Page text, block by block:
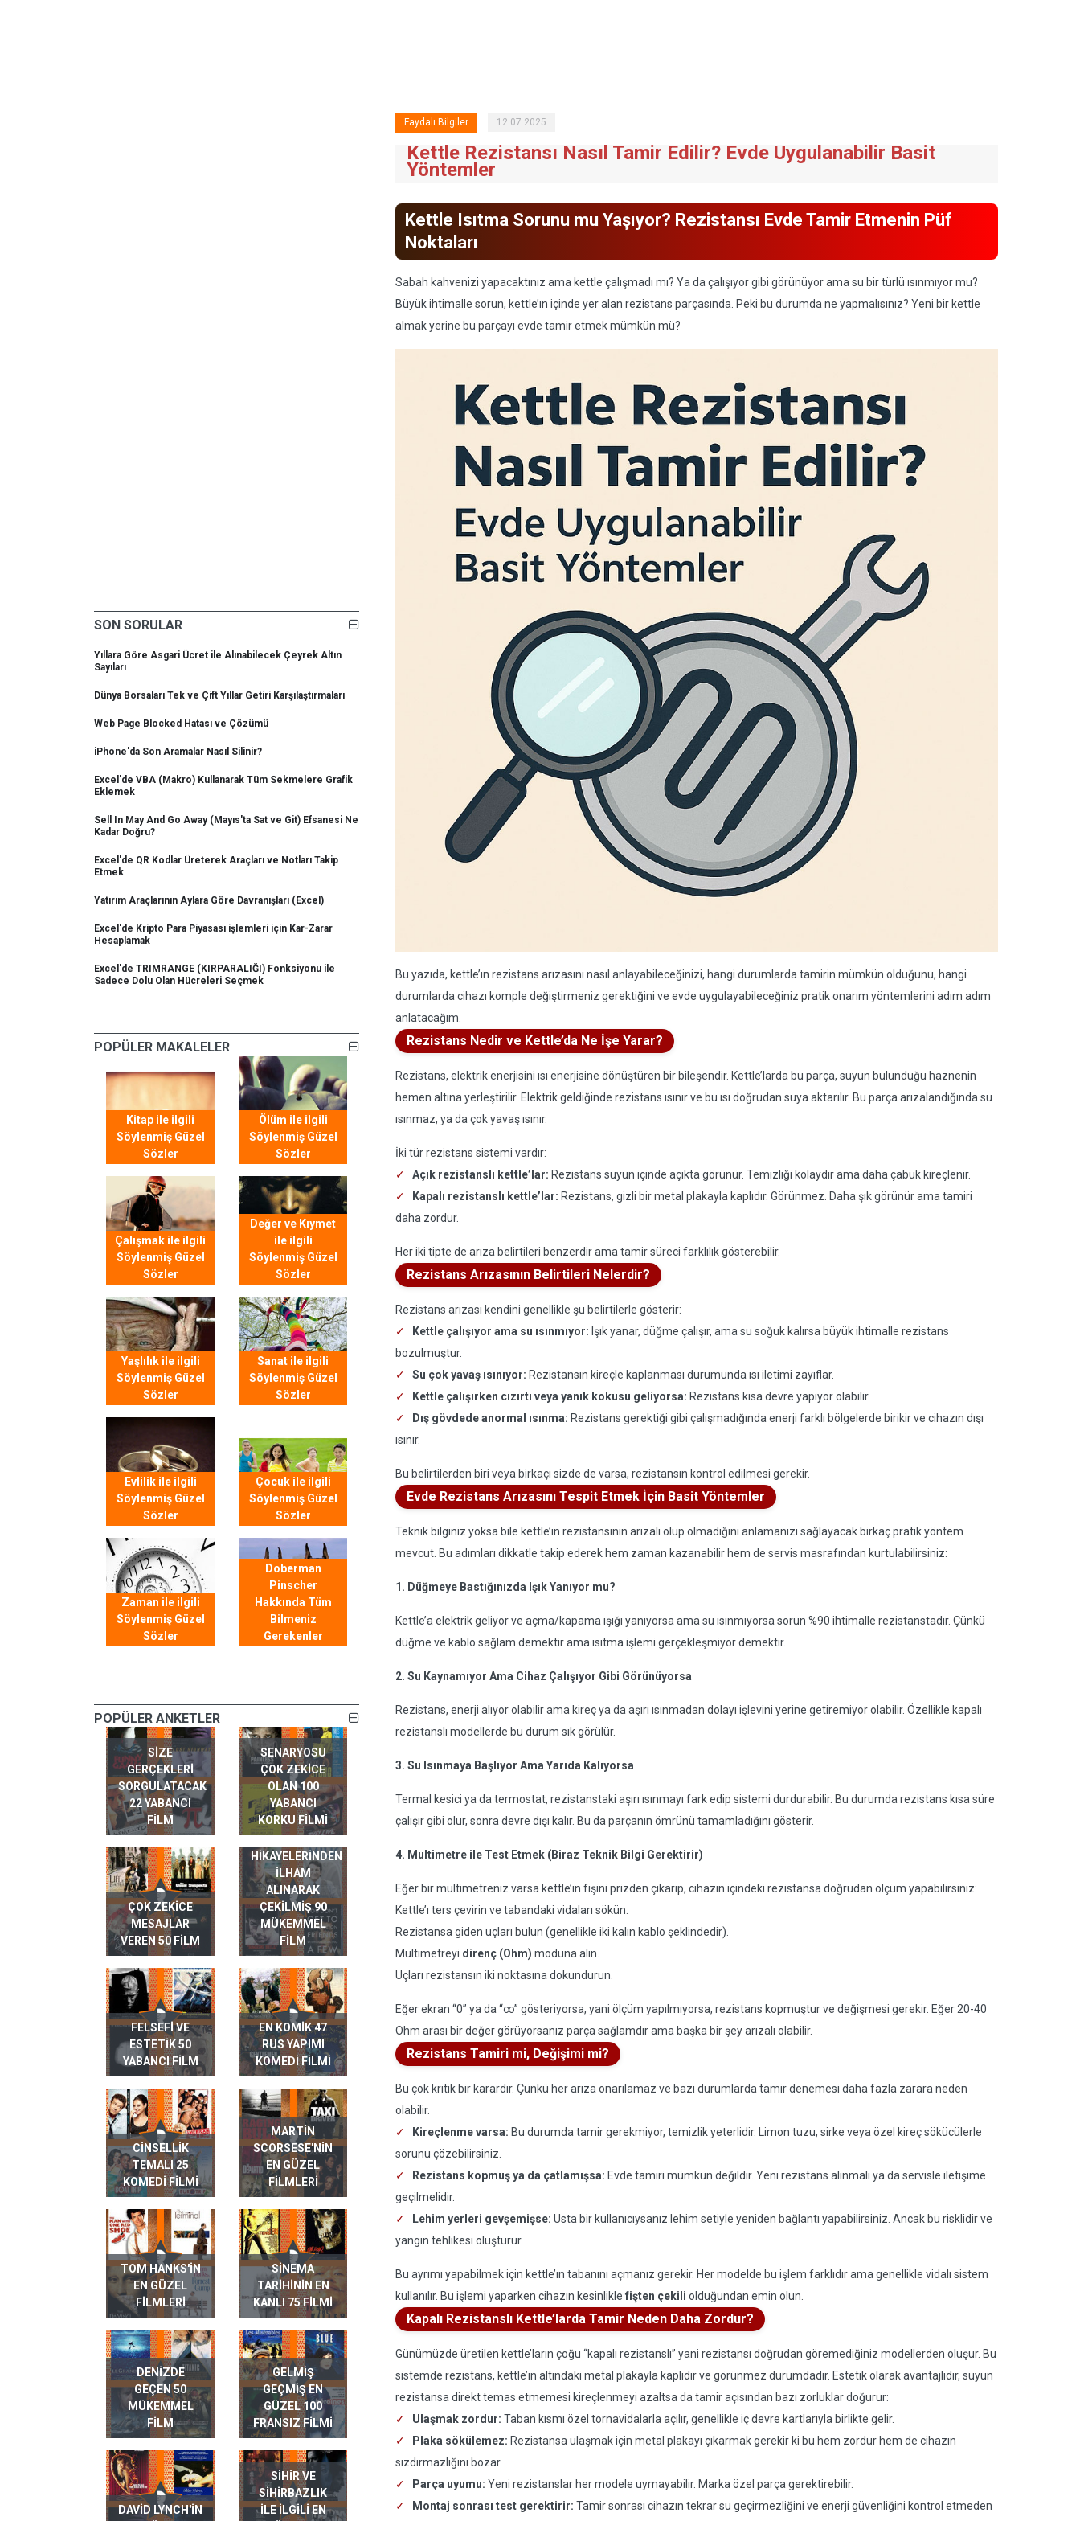
SON SORULAR
Yıllara Göre Asgari Ücret ile Alınabilecek Çeyrek Altın
Sayıları
Dünya Borsaları Tek ve Çift Yıllar Getiri Karşılaştırmaları
Web Page Blocked Hatası ve Çözümü
iPhone'da Son Aramalar Nasıl Silinir?
Excel'de VBA (Makro) Kullanarak Tüm Sekmelere Grafik
Eklemek
Sell In May And Go Away (Mayıs'ta Sat ve Git) Efsanesi Ne
Kadar Doğru?
Excel'de QR Kodlar Üreterek Araçları ve Notları Takip
Etmek
Yatırım Araçlarının Aylara Göre Davranışları (Excel)
Excel'de Kripto Para Piyasası işlemleri için Kar-Zarar
Hesaplamak
Excel'de TRIMRANGE (KIRPARALIĞI) Fonksiyonu ile
Sadece Dolu Olan Hücreleri Seçmek
POPÜLER MAKALELER
Kitap ile ilgili
Söylenmiş Güzel
Sözler
Ölüm ile ilgili
Söylenmiş Güzel
Sözler
Çalışmak ile ilgili
Söylenmiş Güzel
Sözler
Değer ve Kıymet
ile ilgili
Söylenmiş Güzel
Sözler
Yaşlılık ile ilgili
Söylenmiş Güzel
Sözler
Sanat ile ilgili
Söylenmiş Güzel
Sözler
Evlilik ile ilgili
Söylenmiş Güzel
Sözler
Çocuk ile ilgili
Söylenmiş Güzel
Sözler
Zaman ile ilgili
Söylenmiş Güzel
Sözler
Doberman
Pinscher
Hakkında Tüm
Bilmeniz
Gerekenler
POPÜLER ANKETLER
SIZE
GERÇEKLERI
SORGULATACAK
22 YABANCI
FILM
SENARYOSU
ÇOK ZEKICE
OLAN 100
YABANCI
KORKU FILMI
ÇOK ZEKICE
MESAJLAR
VEREN 50 FILM
GERÇEK HAYAT
HIKAYELERINDEN
ILHAM
ALINARAK
ÇEKILMIŞ 90
MÜKEMMEL
FILM
FELSEFI VE
ESTETIK 50
YABANCI FILM
EN KOMIK 47
RUS YAPIMI
KOMEDI FILMI
CINSELLIK
TEMALI 25
KOMEDI FILMI
MARTIN
SCORSESE'NIN
EN GÜZEL
FILMLERI
TOM HANKS'IN
EN GÜZEL
FILMLERI
SINEMA
TARIHININ EN
KANLI 75 FILMI
DENIZDE
GEÇEN 50
MÜKEMMEL
FILM
GELMIŞ
GEÇMIŞ EN
GÜZEL 100
FRANSIZ FILMI
DAVID LYNCH'IN
SIHIR VE
SIHIRBAZLIK
ILE ILGILI EN
Faydalı Bilgiler 12.07.2025
Kettle Rezistansı Nasıl Tamir Edilir? Evde Uygulanabilir Basit
Yöntemler
Kettle Isıtma Sorunu mu Yaşıyor? Rezistansı Evde Tamir Etmenin Püf
Noktaları
Sabah kahvenizi yapacaktınız ama kettle çalışmadı mı? Ya da çalışıyor gibi görünüyor ama su bir türlü ısınmıyor mu?
Büyük ihtimalle sorun, kettle’ın içinde yer alan rezistans parçasında. Peki bu durumda ne yapmalısınız? Yeni bir kettle
almak yerine bu parçayı evde tamir etmek mümkün mü?
Bu yazıda, kettle’ın rezistans arızasını nasıl anlayabileceğinizi, hangi durumlarda tamirin mümkün olduğunu, hangi
durumlarda cihazı komple değiştirmeniz gerektiğini ve evde uygulayabileceğiniz pratik onarım yöntemlerini adım adım
anlatacağım.
Rezistans Nedir ve Kettle’da Ne İşe Yarar?
Rezistans, elektrik enerjisini ısı enerjisine dönüştüren bir bileşendir. Kettle’larda bu parça, suyun bulunduğu haznenin
hemen altına yerleştirilir. Elektrik geldiğinde rezistans ısınır ve bu ısı doğrudan suya aktarılır. Bu parça arızalandığında su
ısınmaz, ya da çok yavaş ısınır.
İki tür rezistans sistemi vardır:
Açık rezistanslı kettle’lar: Rezistans suyun içinde açıkta görünür. Temizliği kolaydır ama daha çabuk kireçlenir.
Kapalı rezistanslı kettle’lar: Rezistans, gizli bir metal plakayla kaplıdır. Görünmez. Daha şık görünür ama tamiri
daha zordur.
Her iki tipte de arıza belirtileri benzerdir ama tamir süreci farklılık gösterebilir.
Rezistans Arızasının Belirtileri Nelerdir?
Rezistans arızası kendini genellikle şu belirtilerle gösterir:
Kettle çalışıyor ama su ısınmıyor: Işık yanar, düğme çalışır, ama su soğuk kalırsa büyük ihtimalle rezistans
bozulmuştur.
Su çok yavaş ısınıyor: Rezistansın kireçle kaplanması durumunda ısı iletimi zayıflar.
Kettle çalışırken cızırtı veya yanık kokusu geliyorsa: Rezistans kısa devre yapıyor olabilir.
Dış gövdede anormal ısınma: Rezistans gerektiği gibi çalışmadığında enerji farklı bölgelerde birikir ve cihazın dışı
ısınır.
Bu belirtilerden biri veya birkaçı sizde de varsa, rezistansın kontrol edilmesi gerekir.
Evde Rezistans Arızasını Tespit Etmek İçin Basit Yöntemler
Teknik bilginiz yoksa bile kettle’ın rezistansının arızalı olup olmadığını anlamanızı sağlayacak birkaç pratik yöntem
mevcut. Bu adımları dikkatle takip ederek hem zaman kazanabilir hem de servis masrafından kurtulabilirsiniz:
1. Düğmeye Bastığınızda Işık Yanıyor mu?
Kettle’a elektrik geliyor ve açma/kapama ışığı yanıyorsa ama su ısınmıyorsa sorun %90 ihtimalle rezistanstadır. Çünkü
düğme ve kablo sağlam demektir ama ısıtma işlemi gerçekleşmiyor demektir.
2. Su Kaynamıyor Ama Cihaz Çalışıyor Gibi Görünüyorsa
Rezistans, enerji alıyor olabilir ama kireç ya da aşırı ısınmadan dolayı işlevini yerine getiremiyor olabilir. Özellikle kapalı
rezistanslı modellerde bu durum sık görülür.
3. Su Isınmaya Başlıyor Ama Yarıda Kalıyorsa
Termal kesici ya da termostat, rezistanstaki aşırı ısınmayı fark edip sistemi durdurabilir. Bu durumda rezistans kısa süre
çalışır gibi olur, sonra devre dışı kalır. Bu da parçanın ömrünü tamamladığını gösterir.
4. Multimetre ile Test Etmek (Biraz Teknik Bilgi Gerektirir)
Eğer bir multimetreniz varsa kettle’ın fişini prizden çıkarıp, cihazın içindeki rezistansa doğrudan ölçüm yapabilirsiniz:
Kettle’ı ters çevirin ve tabandaki vidaları sökün.
Rezistansa giden uçları bulun (genellikle iki kalın kablo şeklindedir).
Multimetreyi direnç (Ohm) moduna alın.
Uçları rezistansın iki noktasına dokundurun.
Eğer ekran “0” ya da “∞” gösteriyorsa, yani ölçüm yapılmıyorsa, rezistans kopmuştur ve değişmesi gerekir. Eğer 20-40
Ohm arası bir değer görüyorsanız parça sağlamdır ama başka bir şey arızalı olabilir.
Rezistans Tamiri mi, Değişimi mi?
Bu çok kritik bir karardır. Çünkü her arıza onarılamaz ve bazı durumlarda tamir denemesi daha fazla zarara neden
olabilir.
Kireçlenme varsa: Bu durumda tamir gerekmiyor, temizlik yeterlidir. Limon tuzu, sirke veya özel kireç sökücülerle
sorunu çözebilirsiniz.
Rezistans kopmuş ya da çatlamışsa: Evde tamiri mümkün değildir. Yeni rezistans alınmalı ya da servisle iletişime
geçilmelidir.
Lehim yerleri gevşemişse: Usta bir kullanıcıysanız lehim setiyle yeniden bağlantı yapabilirsiniz. Ancak bu risklidir ve
yangın tehlikesi oluşturur.
Bu ayrımı yapabilmek için kettle’ın tabanını açmanız gerekir. Her modelde bu işlem farklıdır ama genellikle vidalı sistem
kullanılır. Bu işlemi yaparken cihazın kesinlikle fişten çekili olduğundan emin olun.
Kapalı Rezistanslı Kettle’larda Tamir Neden Daha Zordur?
Günümüzde üretilen kettle’ların çoğu “kapalı rezistanslı” yani rezistansı doğrudan göremediğiniz modellerden oluşur. Bu
sistemde rezistans, kettle’ın altındaki metal plakayla kaplıdır ve görünmez durumdadır. Estetik olarak avantajlıdır, suyun
rezistansa direkt temas etmemesi kireçlenmeyi azaltsa da tamir açısından bazı zorluklar doğurur:
Ulaşmak zordur: Taban kısmı özel tornavidalarla açılır, genellikle iç devre kartlarıyla birlikte gelir.
Plaka sökülemez: Rezistansa ulaşmak için metal plakayı çıkarmak gerekir ki bu hem zordur hem de cihazın
sızdırmazlığını bozar.
Parça uyumu: Yeni rezistanslar her modele uymayabilir. Marka özel parça gerektirebilir.
Montaj sonrası test gerektirir: Tamir sonrası cihazın tekrar su geçirmezliğini ve enerji güvenliğini kontrol etmeden